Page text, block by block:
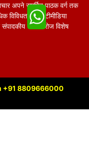
अपने समर्पित पाठक वर्ग तक
मल्टीमीडिया
टीम हररोज विशेष
+91 8809666000